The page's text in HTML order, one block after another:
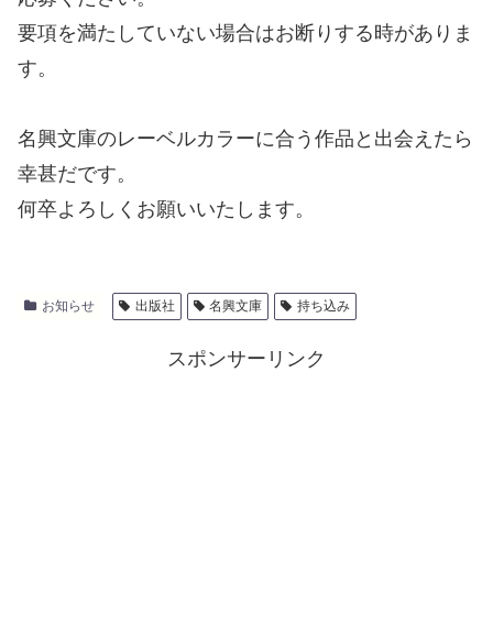
要項を満たしていない場合はお断りする時がありま
す。
名興文庫のレーベルカラーに合う作品と出会えたら
幸甚だです。
何卒よろしくお願いいたします。
お知らせ 出版社 名興文庫 持ち込み
スポンサーリンク